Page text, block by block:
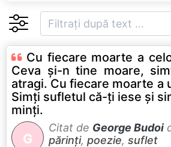
Cu fiecare moarte a
Ceva şi-n tine moare,
atragi. Cu fiecare moarte a
Simţi sufletul că-ţi iese şi
minţi.
G
Citat de George Budoi
părinți, poezie, suflet